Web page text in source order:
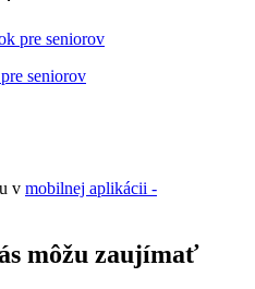
pre seniorov
v mobilnej aplikácii -
môžu zaujímať